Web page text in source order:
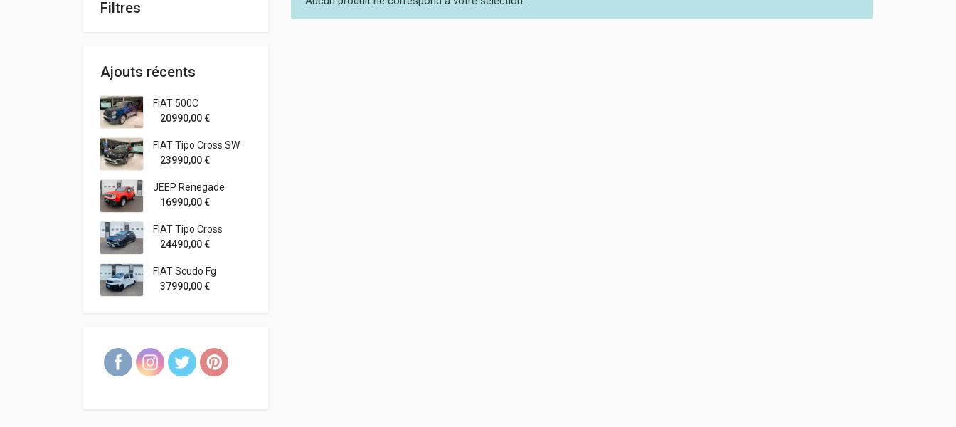
Filtres
Ajouts récents
FIAT 500C
20990,00€
FIAT Tipo Cross SW
23990,00€
JEEP Renegade
16990,00€
FIAT Tipo Cross
24490,00€
FIAT Scudo Fg
37990,00€